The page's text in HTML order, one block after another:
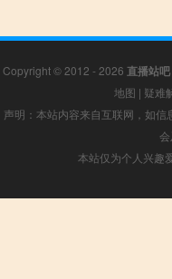
Copyright © 2012 - 2026 直播站吧
地图 | 疑难
声明：本站内容来自互联网，如
本站仅为个人兴趣